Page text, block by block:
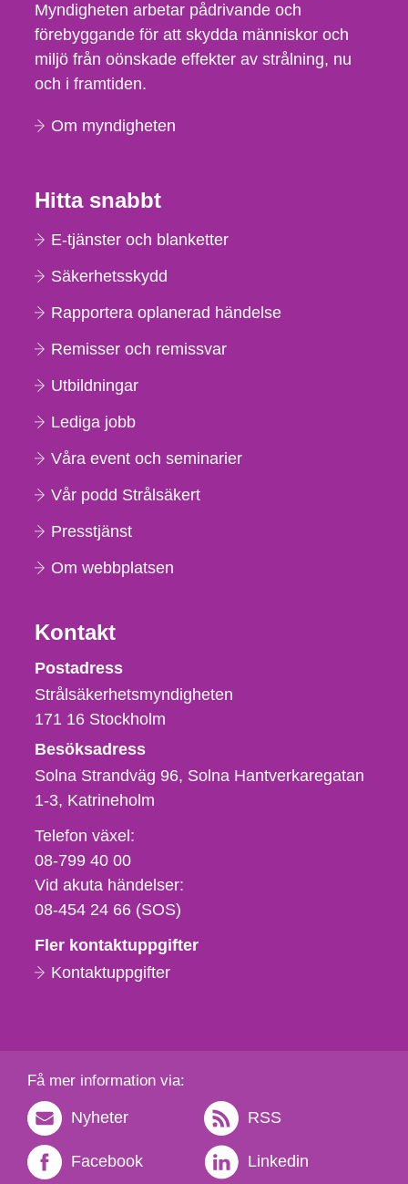
Myndigheten arbetar pådrivande och
förebyggande för att skydda människor och
miljö från oönskade effekter av strålning, nu
och i framtiden.
Om myndigheten
Hitta snabbt
E-tjänster och blanketter
Säkerhetsskydd
Rapportera oplanerad händelse
Remisser och remissvar
Utbildningar
Lediga jobb
Våra event och seminarier
Vår podd Strålsäkert
Presstjänst
Om webbplatsen
Kontakt
Strålsäkerhetsmyndigheten
Postadress
Strålsäkerhetsmyndigheten
171 16 Stockholm
Besöksadress
Solna Strandväg 96, Solna Hantverkaregatan
1-3 Katrineholm
Telefon,
fax
och
e-
Telefon växel:
08-799 40 00
Vid akuta händelser:
08-454 24 66 (SOS)
Fler kontaktuppgifter
Kontaktuppgifter
Få mer information via:
Nyheter RSS
Facebook Linkedin